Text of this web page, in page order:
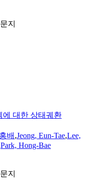
지
에 대한 상태궤환
배 ,Jeong, Eun-Tae,Lee,
Park, Hong-Bae
지